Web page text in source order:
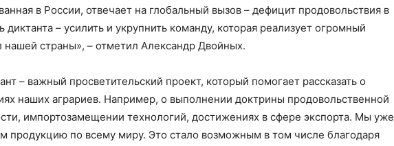
в России, отвечает на глобальный вызов – дефицит продовольствия в
диктанта – усилить и укрупнить команду, которая реализует огромный
нашей страны», – отметил Александр Двойных.
– важный просветительский проект, который помогает рассказать о
наших аграриев. Например, о выполнении доктрины продовольственной
импортозамещении технологий, достижениях в сфере экспорта. Мы уже
продукцию по всему миру. Это стало возможным в том числе благодаря